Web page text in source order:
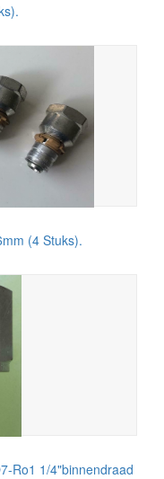
(4 Stuks).
Ro1 1/4"binnendraad